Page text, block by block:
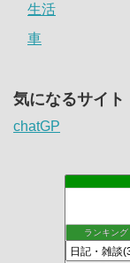
生活
車
気になるサイト
chatGP
ランキング